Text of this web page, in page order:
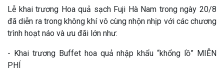
Lễ khai trương Hoa quả sạch Fuji Hà Nam trong ngày 20/8
đã diễn ra trong không khí vô cùng nhộn nhịp với các chương
trình hoạt náo và ưu đãi lớn như:
- Khai trương Buffet hoa quả nhập khẩu “khổng lồ” MIỄN
PHÍ